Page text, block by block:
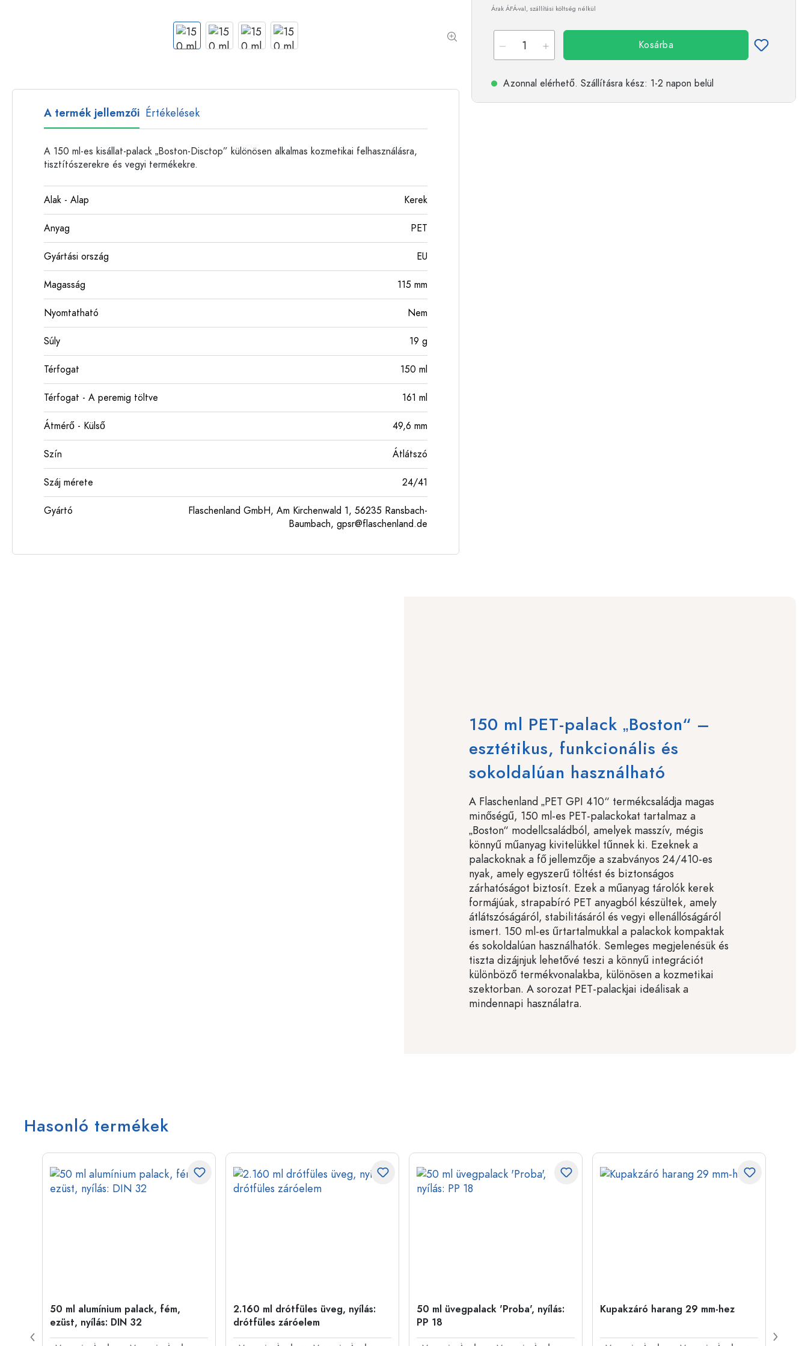
Árak ÁFÁ-val, szállítási költség nélkül
Kosárba
Azonnal elérhető. Szállításra kész: 1-2 napon belül
A termék jellemzői Értékelések
A 150 ml-es kisállat-palack „Boston-Disctop” különösen alkalmas kozmetikai felhasználásra,
tisztítószerekre és vegyi termékekre.
Alak - Alap Kerek
Anyag PET
Gyártási ország EU
Magasság 115 mm
Nyomtatható Nem
Súly 19 g
Térfogat 150 ml
Térfogat - A peremig töltve 161 ml
Átmérő - Külső 49,6 mm
Szín Átlátszó
Száj mérete 24/41
Gyártó
Flaschenland GmbH, Am Kirchenwald 1, 56235 Ransbach-
Baumbach, gpsr@flaschenland.de
150 ml PET-palack „Boston“ –
esztétikus, funkcionális és
sokoldalúan használható
A Flaschenland „PET GPI 410“ termékcsaládja magas
minőségű, 150 ml-es PET-palackokat tartalmaz a
„Boston“ modellcsaládból, amelyek masszív, mégis
könnyű műanyag kivitelükkel tűnnek ki. Ezeknek a
palackoknak a fő jellemzője a szabványos 24/410-es
nyak, amely egyszerű töltést és biztonságos
zárhatóságot biztosít. Ezek a műanyag tárolók kerek
formájúak, strapabíró PET anyagból készültek, amely
átlátszóságáról, stabilitásáról és vegyi ellenállóságáról
ismert. 150 ml-es űrtartalmukkal a palackok kompaktak
és sokoldalúan használhatók. Semleges megjelenésük és
tiszta dizájnjuk lehetővé teszi a könnyű integrációt
különböző termékvonalakba, különösen a kozmetikai
szektorban. A sorozat PET-palackjai ideálisak a
mindennapi használatra.
Hasonló termékek
50 ml alumínium palack, fém,
ezüst, nyílás: DIN 32
2.160 ml drótfüles üveg, nyílás:
drótfüles záróelem
50 ml üvegpalack 'Proba', nyílás:
PP 18
Kupakzáró harang 29 mm-hez